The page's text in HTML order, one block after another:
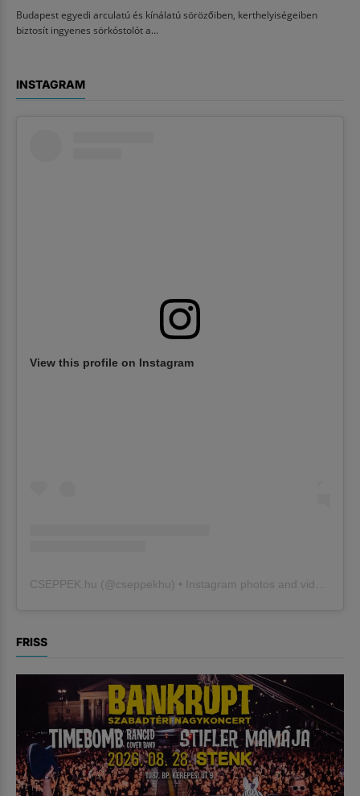
Budapest egyedi arculatú és kínálatú sörözőiben, kerthelyiségeiben
biztosít ingyenes sörkóstolót a...
INSTAGRAM
View this profile on Instagram
CSEPPEK.hu (@cseppekhu ) • Instagram photos and videos
FRISS